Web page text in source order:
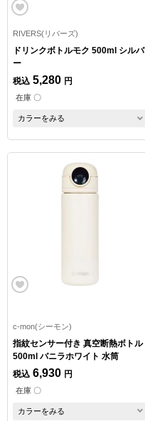
RIVERS(リバーズ)
ドリンクボトルモク 500ml シルバ
ー
税込 5,280 円
在庫 〇
カラーをみる
c-mon(シーモン)
指紋センサー付き 真空断熱ボトル
500ml バニラホワイト 水筒
税込 6,930 円
在庫 〇
カラーをみる